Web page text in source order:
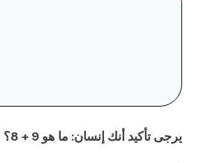
يرجى تأكيد أنك إنسان: ما هو 9 + 8؟